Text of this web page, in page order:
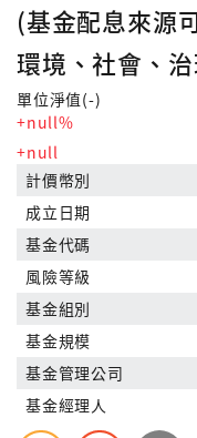
(基金配息來源
環境、社會、
單位淨值(-)
+null%
+null
計價幣別
成立日期
基金代碼
風險等級
基金組別
基金規模
基金管理公司
基金經理人